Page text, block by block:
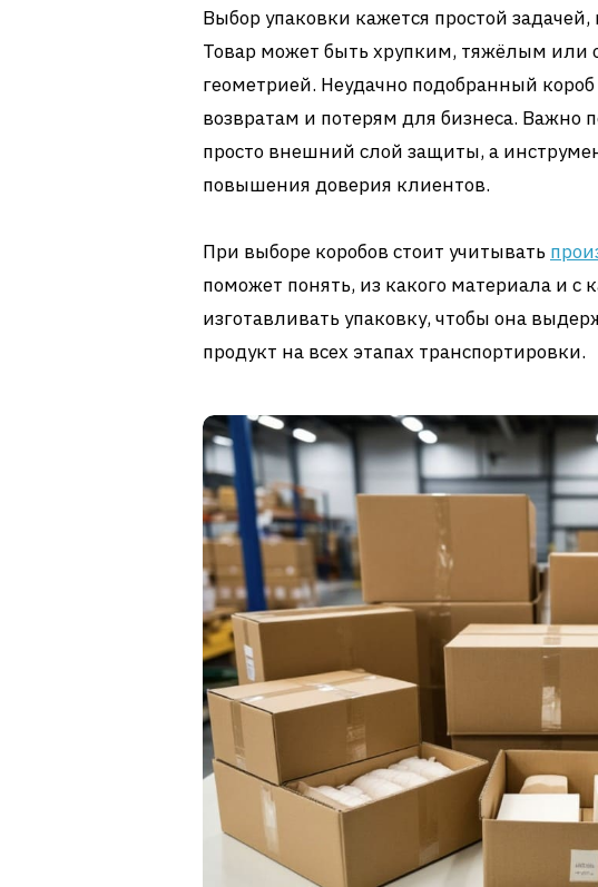
Выбор упаковки кажется простой
Товар может быть хрупким, тяжёлым или
геометрией. Неудачно подобранный
возвратам и потерям для бизнеса. Важно
просто внешний слой защиты, а
повышения доверия клиентов.
При выборе коробов стоит учитывать
поможет понять, из какого материала и с
изготавливать упаковку, чтобы она
продукт на всех этапах транспортировки.